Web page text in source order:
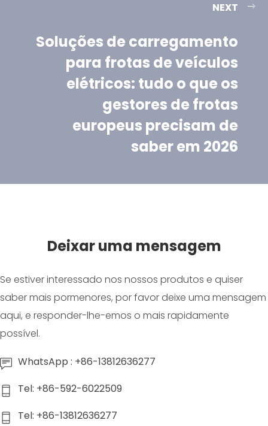
NEXT
Soluções de carregamento
para frotas de veículos
elétricos: tudo o que os
gestores de frotas
europeus precisam de
saber em 2026
Deixar uma mensagem
Se estiver interessado nos nossos produtos e quiser
saber mais pormenores, por favor deixe uma mensagem
aqui, e responder-lhe-emos o mais rapidamente
possível.
WhatsApp : +86-13812636277
Tel: +86-592-6022509
Tel: +86-13812636277